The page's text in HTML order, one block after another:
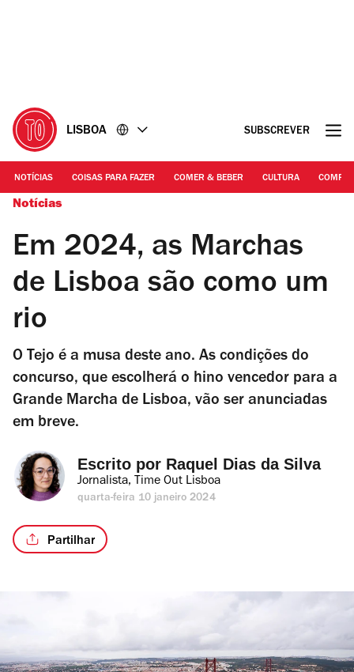
LISBOA SUBSCREVER
NOTÍCIAS COISAS PARA FAZER COMER & BEBER CULTURA
Notícias
Em 2024, as Marchas
de Lisboa são como um
rio
O Tejo é a musa deste ano. As condições do
concurso, que escolherá o hino vencedor para a
Grande Marcha de Lisboa, vão ser anunciadas
em breve.
Escrito por Raquel Dias da Silva
Jornalista, Time Out Lisboa
quarta-feira 10 janeiro 2024
Partilhar